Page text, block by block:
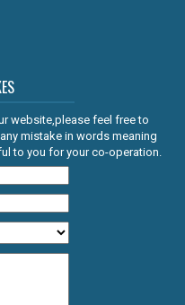
website,please feel free to
mistake in words meaning
to you for your co-operation.